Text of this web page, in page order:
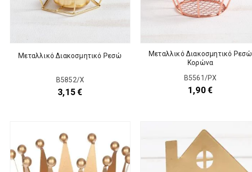
Μεταλλικό Διακοσμητικό Ρεσώ
Β5852/Χ
3,15€
Μεταλλικό Διακοσμητικό Ρεσώ
Κορώνα
Β5561/ΡΧ
1,90€